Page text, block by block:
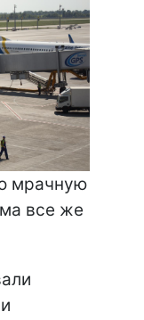
мрачную
все же